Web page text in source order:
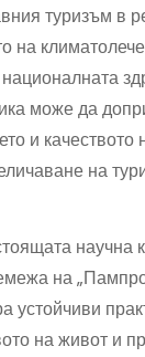
туризъм в
на
може да
и качеството
на
научна
на
устойчиви
на живот и